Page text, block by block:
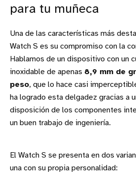
para tu muñeca
Una de las características más
Watch S es su compromiso con la
Hablamos de un dispositivo con un
inoxidable de apenas 8,9 mm de
peso, que lo hace casi
ha logrado esta delgadez gracias a
disposición de los componentes
un buen trabajo de ingeniería.
El Watch S se presenta en dos
una con su propia personalidad: